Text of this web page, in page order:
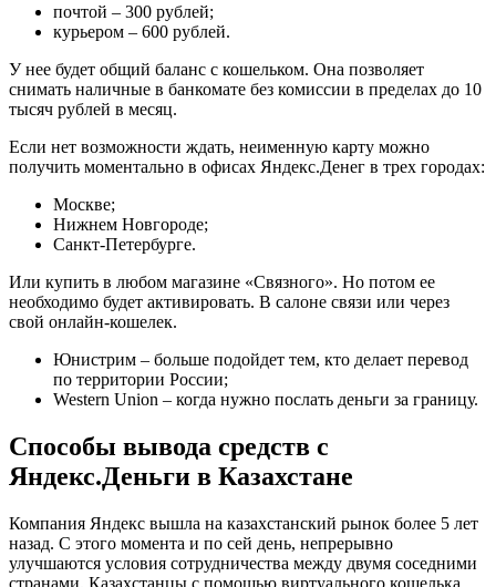
почтой – 300 рублей;
курьером – 600 рублей.
У нее будет общий баланс с кошельком. Она позволяет
снимать наличные в банкомате без комиссии в пределах до 10
тысяч рублей в месяц.
Если нет возможности ждать, неименную карту можно
получить моментально в офисах Яндекс.Денег в трех городах:
Москве;
Нижнем Новгороде;
Санкт-Петербурге.
Или купить в любом магазине «Связного». Но потом ее
необходимо будет активировать. В салоне связи или через
свой онлайн-кошелек.
Юнистрим – больше подойдет тем, кто делает перевод
по территории России;
Western Union – когда нужно послать деньги за границу.
Способы вывода средств с
Яндекс.Деньги в Казахстане
Компания Яндекс вышла на казахстанский рынок более 5 лет
назад. С этого момента и по сей день, непрерывно
улучшаются условия сотрудничества между двумя соседними
странами. Казахстанцы с помощью виртуального кошелька